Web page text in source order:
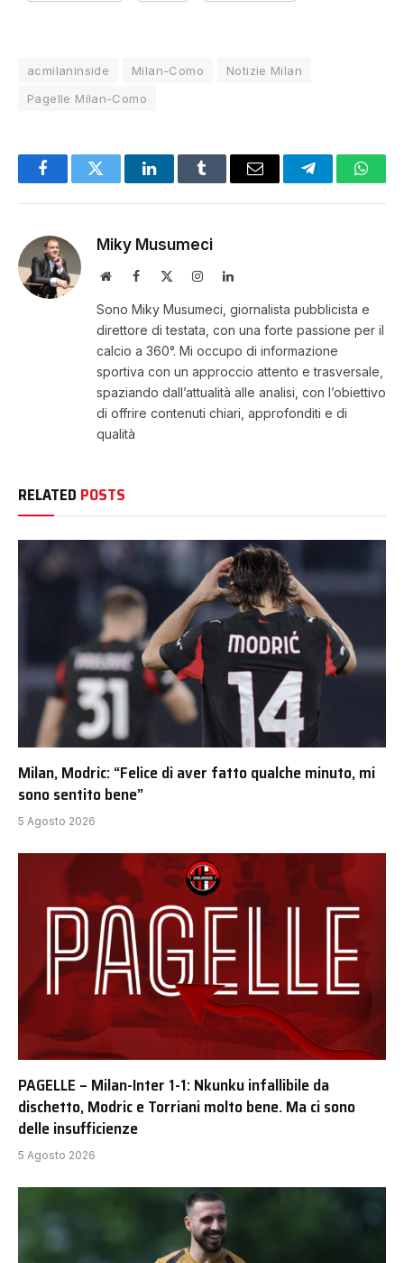
acmilaninside Milan-Como
Notizie Milan
Pagelle Milan-Como
FacebookTwitter LinkedInTumblr Email Telegram
Miky Musumeci
WebsiteFacebook InstagramLinkedIn
Sono Miky Musumeci, giornalista pubblicista e
direttore di testata, con una forte passione per il
calcio a 360°. Mi occupo di informazione
sportiva con un approccio attento e trasversale,
spaziando dall’attualità alle analisi, con l’obiettivo
di offrire contenuti chiari, approfonditi e di
qualità
RELATED POSTS
Milan, Modric: “Felice di aver fatto qualche minuto, mi
sono sentito bene”
5 Agosto 2026
PAGELLE – Milan-Inter 1-1: Nkunku infallibile da
dischetto, Modric e Torriani molto bene. Ma ci sono
delle insufficienze
5 Agosto 2026